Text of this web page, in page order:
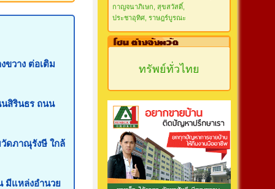
วาง ต่อเติม
นสิรินธร ถนน
ดภาณุรังษี ใกล้
มีแหล่งอำนวย
กาญจนาภิเษก, สุขสวัสดิ์,
ประชาอุทิศ, ราษฎร์บูรณะ
ทรัพย์ทั่วไทย